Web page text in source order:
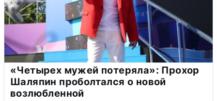
«Четырех мужей потеряла»: Прохор
Шаляпин проболтался о новой
возлюбленной